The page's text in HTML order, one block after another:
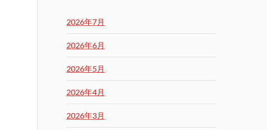
2026年7月
2026年6月
2026年5月
2026年4月
2026年3月